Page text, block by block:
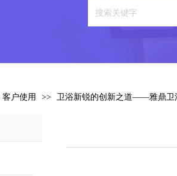
客户使用 >> 卫浴新锐的创新之道——雅鼎卫